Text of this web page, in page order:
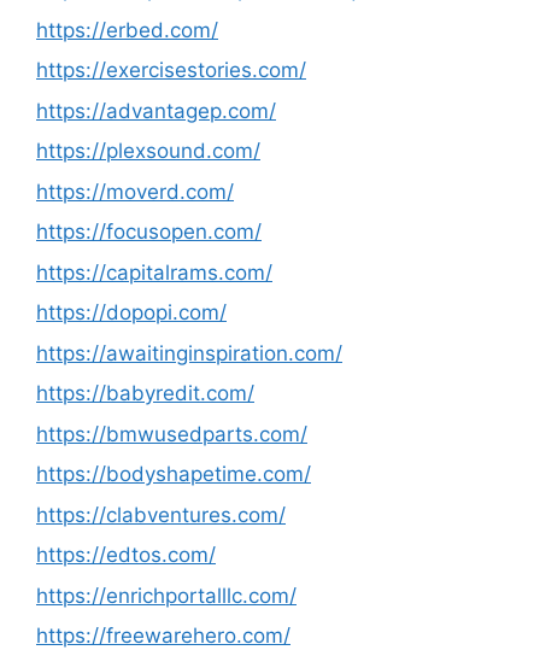
https://erbed.com/
https://exercisestories.com/
https://advantagep.com/
https://plexsound.com/
https://moverd.com/
https://focusopen.com/
https://capitalrams.com/
https://dopopi.com/
https://awaitinginspiration.com/
https://babyredit.com/
https://bmwusedparts.com/
https://bodyshapetime.com/
https://clabventures.com/
https://edtos.com/
https://enrichportalllc.com/
https://freewarehero.com/